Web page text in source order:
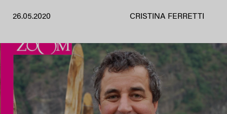
26.05.2020 CRISTINA FERRETTI